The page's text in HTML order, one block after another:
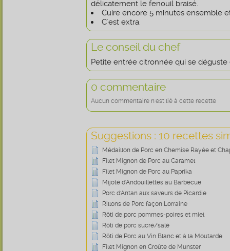
délicatement le fenouil braisé.
Cuire encore 5 minutes ensemble
C'est extra.
Le conseil du chef
Petite entrée citronnée qui se déguste
0 commentaire
Aucun commentaire n'est lié à cette recette
Suggestions : 10 recettes
Médaillon de Porc en Chemise Rayée et
Filet Mignon de Porc au Caramel
Filet Mignon de Porc au Paprika
Mijoté d'Andouillettes au Barbecue
Porc d'Antan aux saveurs de Picardie
Rillons de Porc façon Lorraine
Rôti de porc pommes-poires et miel
Rôti de porc sucré/salé
Rôti de Porc au Vin Blanc et à la Moutarde
Filet Mignon en Croûte de Munster